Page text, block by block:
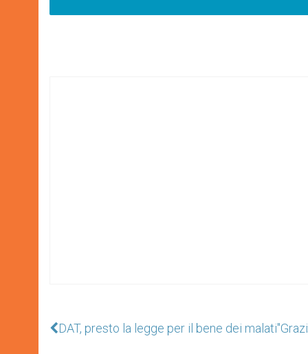
DAT, presto la legge per il bene dei malati